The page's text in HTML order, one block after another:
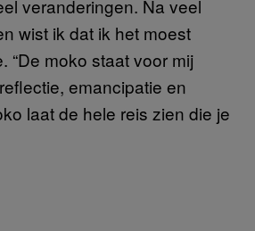
veranderingen. Na veel
wist ik dat ik het moest
“De moko staat voor mij
emancipatie en
laat de hele reis zien die je